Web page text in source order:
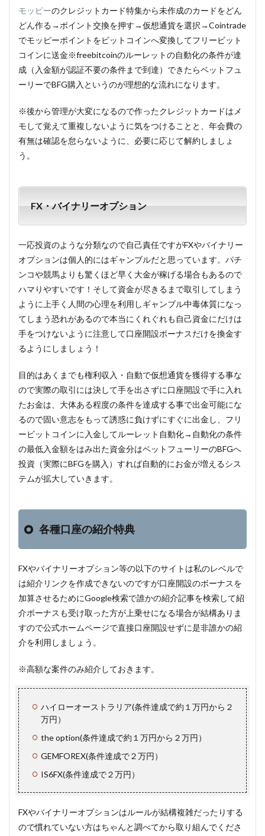
モッピーのクレジットカード特集から未作成のカードをどん
どん作る→ポイント交換を押す→仮想通貨を選択→Cointrade
でモッピーポイントをビットコインへ変換してフリービット
コインに送金※freebitcoinのルーレットの自動化の条件が達
成（入金額が認証不要の条件まで到達）できたらベットフュ
ーリーでBFG購入というのが理想的な流れになります。
※後から管理が大変になるので作ったクレジットカードはメ
モして覚えて重複しないように気をつけることと、年会費の
有無は確認を怠らないように、必要に応じて解約しましょ
う。
FX・バイナリーオプション
一応投資のような分類なので自己責任ですがFXやバイナリー
オプションは個人的にはギャンブルだと思っています。パチ
ンコや競馬よりも驚くほど早く大金が稼げる場合もあるので
ハマりやすいです！そして資金が尽きるまで取引してしまう
ように上手く人間の心理を利用しギャンブル中毒体質になっ
てしまう恐れがあるので本当にくれぐれも自己資金にだけは
手をつけないように注意して口座開設ボーナスだけを換金す
るようにしましょう！
目的はあくまでも権利収入・自動で仮想通貨を獲得する事な
ので実際の取引には決して手を出さずに口座開設で手に入れ
たお金は、大体ある程度の条件を達成する事で出金可能にな
るので固い意志をもって誘惑に負けずにすぐに出金し、フリ
ービットコインに入金してルーレット自動化→自動化の条件
の最低入金額をはみ出た資金分はベットフューリーのBFGへ
投資（実際にBFGを購入）すれば自動的にお金が増えるシス
テムが拡大していきます。
各種口座の紹介特典
FXやバイナリーオプション等の以下のサイトは私のレベルで
は紹介リンクを作成できないのですが口座開設のボーナスを
加算させるためにGoogle検索で誰かの紹介記事を検索して紹
介ボーナスも受け取った方が上乗せになる場合が結構ありま
すので公式ホームページで直接口座開設せずに是非誰かの紹
介を利用しましょう。
※高額な案件のみ紹介しておきます。
ハイローオーストラリア(条件達成で約１万円から２
万円）
the option(条件達成で約１万円から２万円）
GEMFOREX(条件達成で２万円）
IS6FX(条件達成で２万円）
FXやバイナリーオプションはルールが結構複雑だったりする
ので慣れていない方はちゃんと調べてから取り組んでくださ